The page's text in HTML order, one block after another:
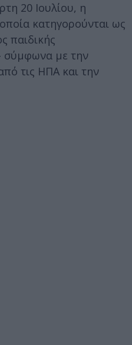
20 Ιουλίου, η
κατηγορούνται ως
παιδικής
σύμφωνα με την
τις ΗΠΑ και την